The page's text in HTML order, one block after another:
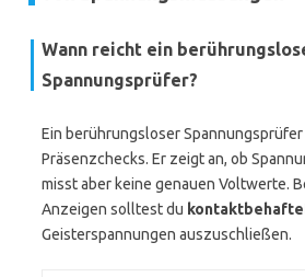
Wann reicht ein
Spannungsprüfer?
Ein berührungsloser
Präsenzchecks. Er zeigt an, ob
misst aber keine genauen Voltwerte.
Anzeigen solltest du
Geisterspannungen auszuschließen.